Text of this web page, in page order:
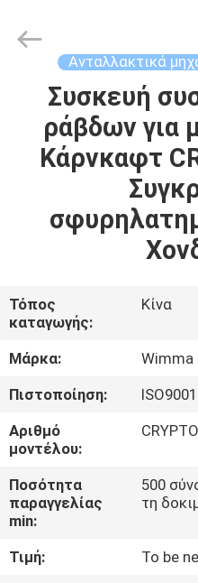
ΣΠΊΤΙ
ΠΡΟΪΌΝΤΑ
ΒΊΝΤΕΟ
ΜΕ
ΕΜΆΣ
ΕΠΙΣΚΕΨΉ
ΕΡΓΟΣΤΑΣΊΟΥ
ΈΛΕΓΧΟΣ
ΠΟΙΌΤΗΤΑΣ
ΕΙΔΉΣΕΙΣ
Parts
Ανταλλακτικά
Συσκευή
ράβδων για
Κάρνκαφτ
Τόπος
καταγωγής:
Κίνα
Μάρκα:
Wimma
Πιστοποίηση:
ISO9001
Αριθμό
μοντέλου:
Ποσότητα
παραγγελίας
min:
500
τη
Τιμή:
To be